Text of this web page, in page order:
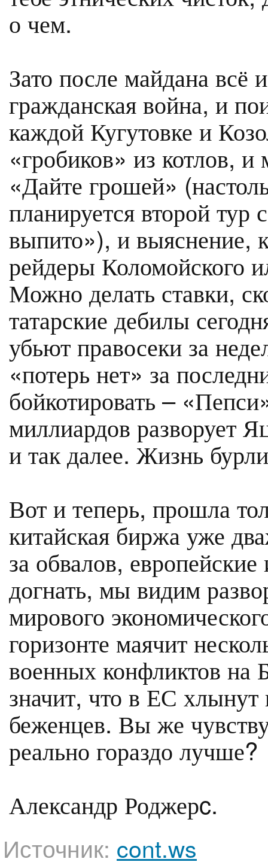
о чем.
Зато после майдана всё
гражданская война, и
каждой Кугутовке и
«гробиков» из котлов,
«Дайте грошей»
планируется второй
выпито»), и выяснение,
рейдеры Коломойского
Можно делать ставки,
татарские дебилы
убьют правосеки за
«потерь нет» за
бойкотировать –
миллиардов разворует
и так далее. Жизнь
Вот и теперь, прошла
китайская биржа уже
за обвалов,
догнать, мы видим
мирового
горизонте маячит
военных конфликтов на
значит, что в ЕС
беженцев. Вы же
реально гораздо лучше?
Александр Роджерc.
Источник: cont.ws